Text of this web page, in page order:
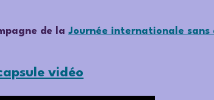
de la Journée internationale sans
vidéo